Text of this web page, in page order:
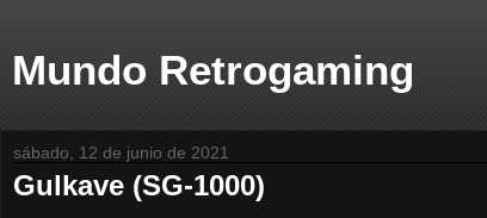
Mundo Retrogaming
sábado, 12 de junio de 2021
Gulkave (SG-1000)